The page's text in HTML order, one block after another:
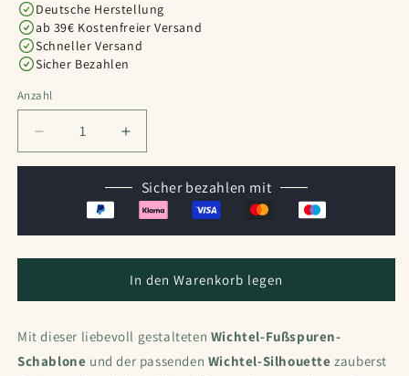
Deutsche Herstellung
ab 39€ Kostenfreier Versand
Schneller Versand
Sicher Bezahlen
Anzahl
Anzahl
Verringere
die
Wichtel
-
Spuren
Erhöhe
die
Menge
für
Wichtel
-
Spuren
Schablone
Sicher bezahlen mit
In den Warenkorb legen
Mit dieser liebevoll gestalteten Wichtel-Fußspuren-
Schablone und der passenden Wichtel-Silhouette zauberst